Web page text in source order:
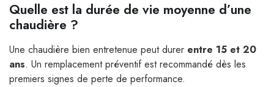
Quelle est la durée de vie moyenne d’une
chaudière ?
Une chaudière bien entretenue peut durer entre 15 et 20
ans. Un remplacement préventif est recommandé dès les
premiers signes de perte de performance.